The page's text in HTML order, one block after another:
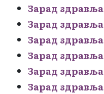
Зарад здравља
Зарад здравља
Зарад здравља
Зарад здравља
Зарад здравља
Зарад здравља